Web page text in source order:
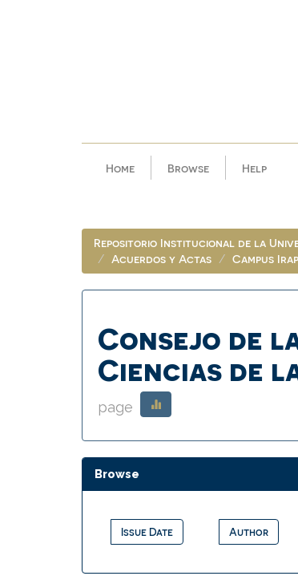
Home Browse Help
Repositorio Institucional de la
Acuerdos y Actas
Campus
Consejo de
Ciencias de
page
Browse